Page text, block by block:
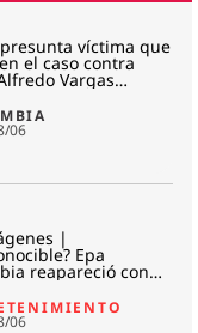
víctima que
el caso contra
Vargas
el silencio: “No me r
06
|
Epa
reapareció con
cambio físico en
06